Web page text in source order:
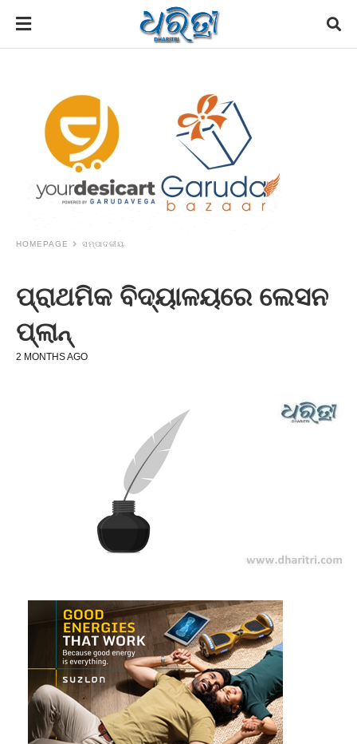
HOMEPAGE ସମ୍ପାଦକୀୟ
ପ୍ରାଥମିକ ବିଦ୍ୟାଳୟରେ ଲେସନ
ପ୍ଲାନ୍‌
2 MONTHS AGO